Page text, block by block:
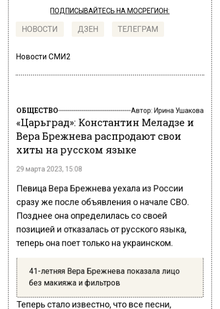
ПОДПИСЫВАЙТЕСЬ НА МОСРЕГИОН:
НОВОСТИ ДЗЕН ТЕЛЕГРАМ
Новости СМИ2
ОБЩЕСТВО Автор:Ирина Ушакова
«Царьград»: Константин Меладзе и
Вера Брежнева распродают свои
хиты на русском языке
29 марта 2023, 15:08
Певица Вера Брежнева уехала из России
сразу же после объявления о начале СВО.
Позднее она определилась со своей
позицией и отказалась от русского языка,
теперь она поет только на украинском.
41-летняя Вера Брежнева показала лицо
без макияжа и фильтров
Теперь стало известно, что все песни,